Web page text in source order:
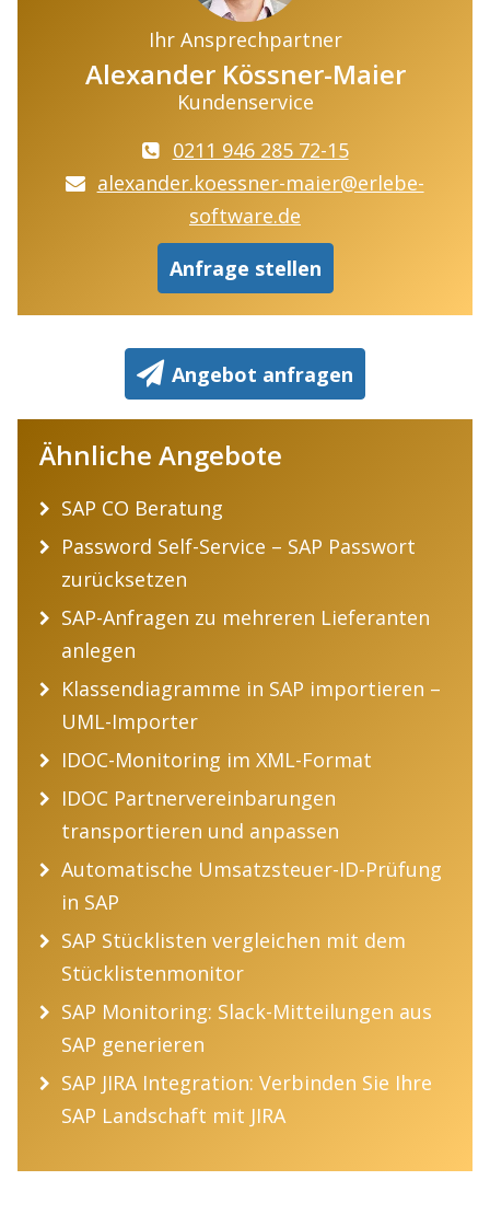
Ihr Ansprechpartner
Alexander Kössner-Maier
Kundenservice
0211 946 285 72-15
alexander.koessner-maier@erlebe-
software.de
Anfrage stellen
Angebot anfragen
Ähnliche Angebote
SAP CO Beratung
Password Self-Service – SAP Passwort
zurücksetzen
SAP-Anfragen zu mehreren Lieferanten
anlegen
Klassendiagramme in SAP importieren –
UML-Importer
IDOC-Monitoring im XML-Format
IDOC Partnervereinbarungen
transportieren und anpassen
Automatische Umsatzsteuer-ID-Prüfung
in SAP
SAP Stücklisten vergleichen mit dem
Stücklistenmonitor
SAP Monitoring: Slack-Mitteilungen aus
SAP generieren
SAP JIRA Integration: Verbinden Sie Ihre
SAP Landschaft mit JIRA